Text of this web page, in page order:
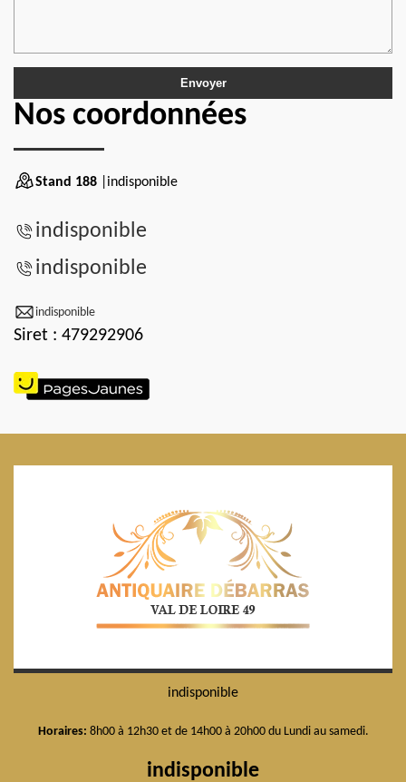
Nos coordonnées
Stand 188 |indisponible
indisponible
indisponible
indisponible
Siret : 479292906
indisponible
Horaires: 8h00 à 12h30 et de 14h00 à 20h00 du Lundi au samedi.
indisponible